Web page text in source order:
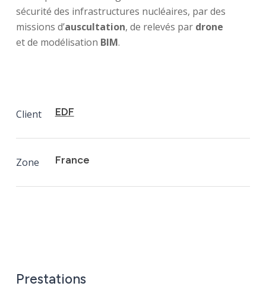
sécurité des infrastructures nucléaires, par des
missions d’auscultation, de relevés par drone
et de modélisation BIM.
Client EDF
Zone France
Prestations